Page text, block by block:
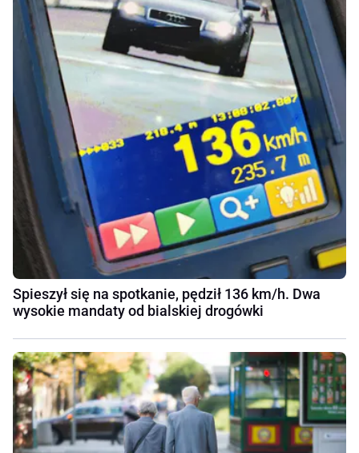
Spieszył się na spotkanie, pędził 136 km/h. Dwa
wysokie mandaty od bialskiej drogówki